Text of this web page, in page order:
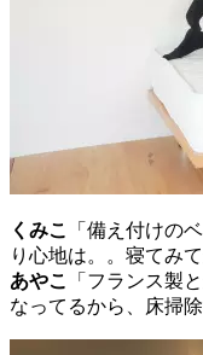
くみこ
「備え付けの
り心地は。。寝てみ
あやこ
「フランス製
なってるから、床掃